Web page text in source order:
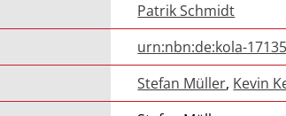
Patrik Schmidt
urn:nbn:de:kola-17135
Stefan Müller, Kevin